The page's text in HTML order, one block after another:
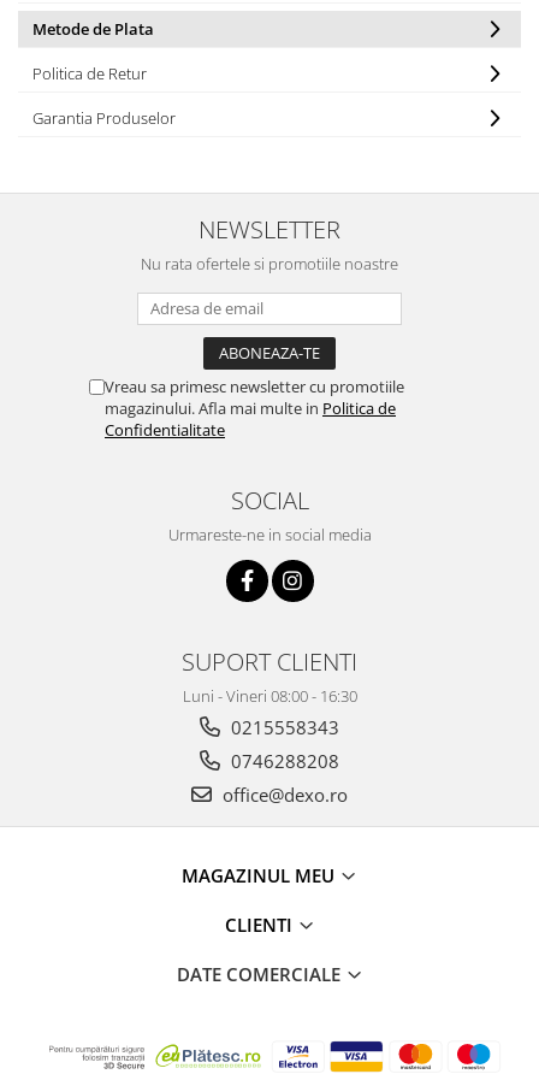
Aparate de vidat
Accesorii
Metode de Plata
Politica de Retur
Garantia Produselor
NEWSLETTER
Nu rata ofertele si promotiile noastre
Vreau sa primesc newsletter cu promotiile
magazinului. Afla mai multe in Politica de
Confidentialitate
SOCIAL
Urmareste-ne in social media
SUPORT CLIENTI
Luni - Vineri 08:00 - 16:30
0215558343
0746288208
office@dexo.ro
MAGAZINUL MEU
CLIENTI
DATE COMERCIALE